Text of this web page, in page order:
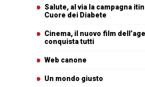
Salute, al via la campagna
Cuore dei Diabete
Cinema, il nuovo film
conquista tutti
Web canone
Un mondo giusto